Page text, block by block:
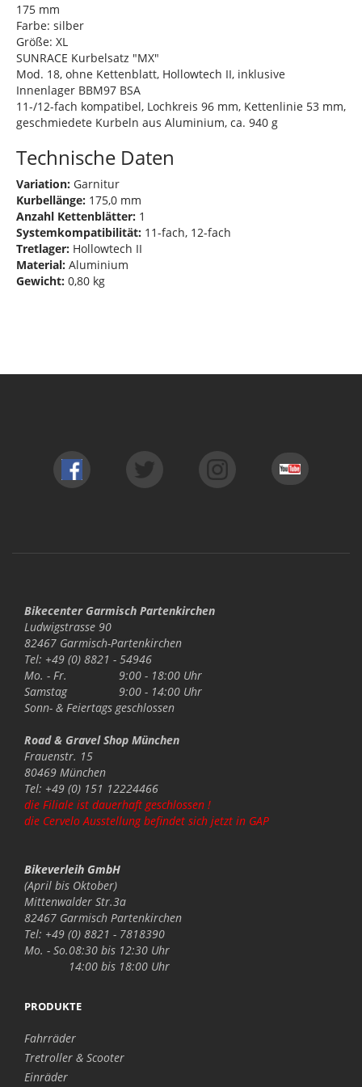
175 mm
Farbe: silber
Größe: XL
SUNRACE Kurbelsatz "MX"
Mod. 18, ohne Kettenblatt, Hollowtech II, inklusive
Innenlager BBM97 BSA
11-/12-fach kompatibel, Lochkreis 96 mm, Kettenlinie 53 mm,
geschmiedete Kurbeln aus Aluminium, ca. 940 g
Technische Daten
Variation: Garnitur
Kurbellänge: 175,0 mm
Anzahl Kettenblätter: 1
Systemkompatibilität: 11-fach, 12-fach
Tretlager: Hollowtech II
Material: Aluminium
Gewicht: 0,80 kg
Bikecenter Garmisch Partenkirchen
Ludwigstrasse 90
82467 Garmisch-Partenkirchen
Tel: +49 (0) 8821 - 54946
Mo. - Fr.
9:00 - 18:00 Uhr
Samstag
9:00 - 14:00 Uhr
Sonn- & Feiertags geschlossen
Road & Gravel Shop München
Frauenstr. 15
80469 München
Tel: +49 (0) 151 12224466
die Filiale ist dauerhaft geschlossen !
die Cervelo Ausstellung befindet sich jetzt in GAP
Bikeverleih GmbH
(April bis Oktober)
Mittenwalder Str.3a
82467 Garmisch Partenkirchen
Tel: +49 (0) 8821 - 7818390
Mo. - So.08:30 bis 12:30 Uhr
14:00 bis 18:00 Uhr
PRODUKTE
Fahrräder
Tretroller & Scooter
Einräder